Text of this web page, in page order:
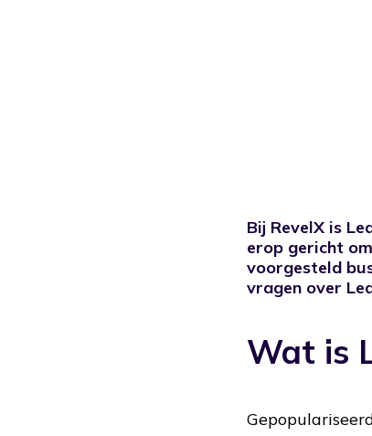
Bij RevelX is
erop gericht
voorgesteld
vragen over
Wat is